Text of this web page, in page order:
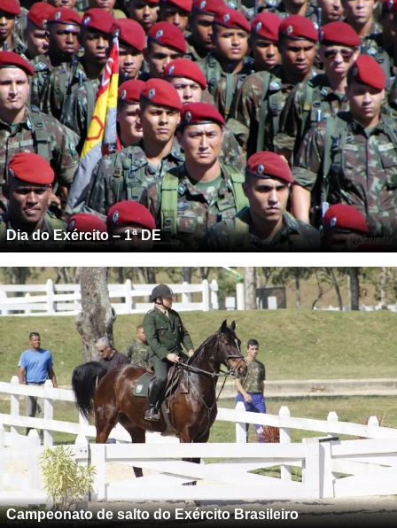
Dia do Exército – 1ª DE
Campeonato de salto do Exército Brasileiro